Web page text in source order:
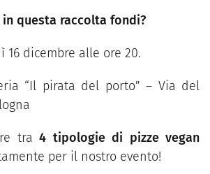
questa raccolta fondi?
16 dicembre alle ore 20.
“Il pirata del porto” – Via del
tra 4 tipologie di pizze vegan
per il nostro evento!